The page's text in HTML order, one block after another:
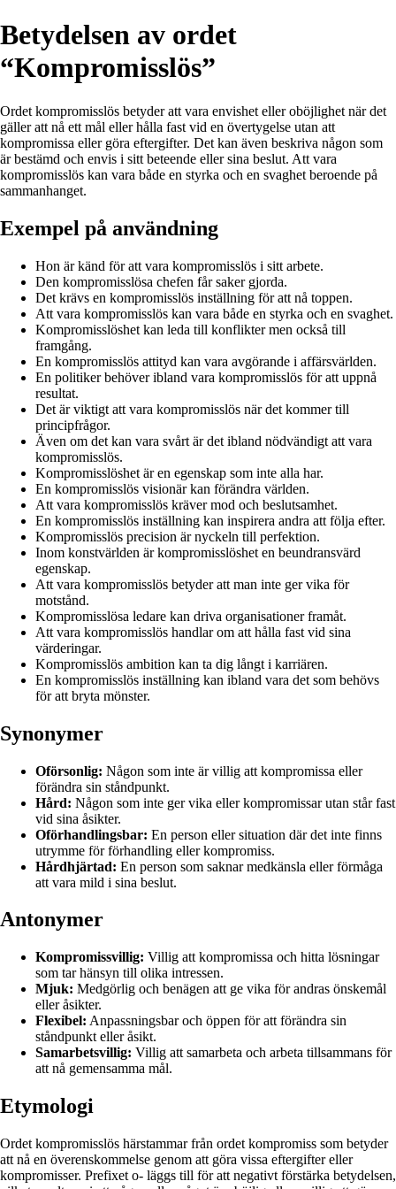
Betydelsen av ordet
“Kompromisslös”
Ordet kompromisslös betyder att vara envishet eller oböjlighet när det
gäller att nå ett mål eller hålla fast vid en övertygelse utan att
kompromissa eller göra eftergifter. Det kan även beskriva någon som
är bestämd och envis i sitt beteende eller sina beslut. Att vara
kompromisslös kan vara både en styrka och en svaghet beroende på
sammanhanget.
Exempel på användning
Hon är känd för att vara kompromisslös i sitt arbete.
Den kompromisslösa chefen får saker gjorda.
Det krävs en kompromisslös inställning för att nå toppen.
Att vara kompromisslös kan vara både en styrka och en svaghet.
Kompromisslöshet kan leda till konflikter men också till
framgång.
En kompromisslös attityd kan vara avgörande i affärsvärlden.
En politiker behöver ibland vara kompromisslös för att uppnå
resultat.
Det är viktigt att vara kompromisslös när det kommer till
principfrågor.
Även om det kan vara svårt är det ibland nödvändigt att vara
kompromisslös.
Kompromisslöshet är en egenskap som inte alla har.
En kompromisslös visionär kan förändra världen.
Att vara kompromisslös kräver mod och beslutsamhet.
En kompromisslös inställning kan inspirera andra att följa efter.
Kompromisslös precision är nyckeln till perfektion.
Inom konstvärlden är kompromisslöshet en beundransvärd
egenskap.
Att vara kompromisslös betyder att man inte ger vika för
motstånd.
Kompromisslösa ledare kan driva organisationer framåt.
Att vara kompromisslös handlar om att hålla fast vid sina
värderingar.
Kompromisslös ambition kan ta dig långt i karriären.
En kompromisslös inställning kan ibland vara det som behövs
för att bryta mönster.
Synonymer
Oförsonlig: Någon som inte är villig att kompromissa eller
förändra sin ståndpunkt.
Hård: Någon som inte ger vika eller kompromissar utan står fast
vid sina åsikter.
Oförhandlingsbar: En person eller situation där det inte finns
utrymme för förhandling eller kompromiss.
Hårdhjärtad: En person som saknar medkänsla eller förmåga
att vara mild i sina beslut.
Antonymer
Kompromissvillig: Villig att kompromissa och hitta lösningar
som tar hänsyn till olika intressen.
Mjuk: Medgörlig och benägen att ge vika för andras önskemål
eller åsikter.
Flexibel: Anpassningsbar och öppen för att förändra sin
ståndpunkt eller åsikt.
Samarbetsvillig: Villig att samarbeta och arbeta tillsammans för
att nå gemensamma mål.
Etymologi
Ordet kompromisslös härstammar från ordet kompromiss som betyder
att nå en överenskommelse genom att göra vissa eftergifter eller
kompromisser. Prefixet o- läggs till för att negativt förstärka betydelsen,